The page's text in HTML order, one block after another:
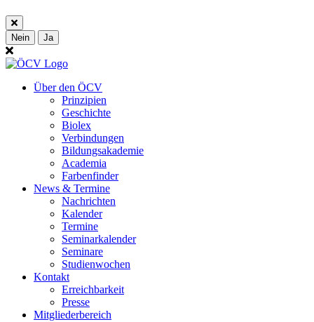
Nein Ja
Über den ÖCV
Prinzipien
Geschichte
Biolex
Verbindungen
Bildungsakademie
Academia
Farbenfinder
News & Termine
Nachrichten
Kalender
Termine
Seminarkalender
Seminare
Studienwochen
Kontakt
Erreichbarkeit
Presse
Mitgliederbereich